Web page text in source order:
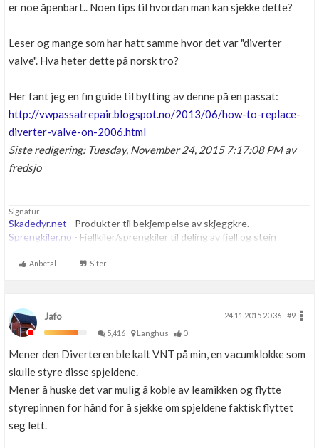
er noe åpenbart.. Noen tips til hvordan man kan sjekke dette?
Leser og mange som har hatt samme hvor det var "diverter
valve". Hva heter dette på norsk tro?
Her fant jeg en fin guide til bytting av denne på en passat:
http://vwpassatrepair.blogspot.no/2013/06/how-to-replace-
diverter-valve-on-2006.html
Siste redigering: Tuesday, November 24, 2015 7:17:08 PM av
fredsjo
Signatur
Skadedyr.net - Produkter til bekjempelse av skjeggkre.
Sprengkiler.no - Fjellkiler/sprengkiler til deling av fjell og stein
Anbefal Siter
Jafo 24.11.2015 20.36
#9
5,416
Langhus 0
Mener den Diverteren ble kalt VNT på min, en vacumklokke som
skulle styre disse spjeldene.
Mener å huske det var mulig å koble av leamikken og flytte
styrepinnen for hånd for å sjekke om spjeldene faktisk flyttet
seg lett.